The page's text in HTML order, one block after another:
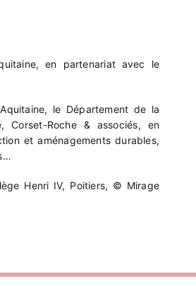
en partenariat avec le
le Département de la
Corset-Roche & associés, en
et aménagements durables,
Henri IV, Poitiers, © Mirage